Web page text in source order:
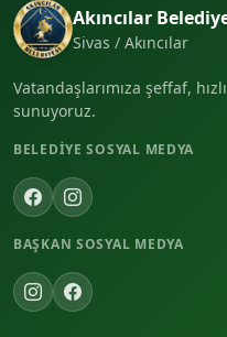
Akıncılar
Sivas / Akıncılar
Vatandaşlarımıza şeffaf,
sunuyoruz.
BELEDIYE SOSYAL MEDYA
BAŞKAN SOSYAL MEDYA